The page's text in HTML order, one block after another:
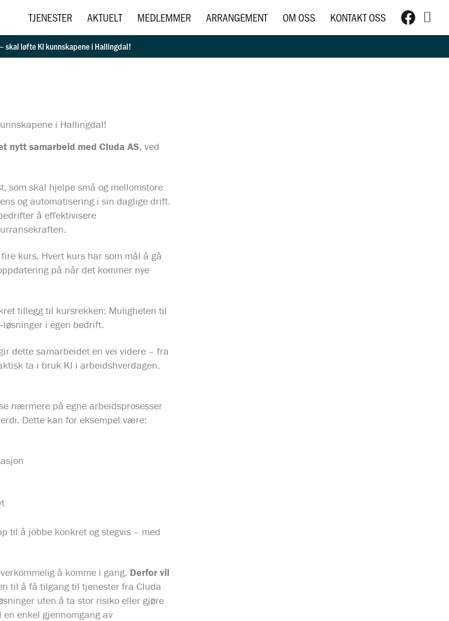
TJENESTER AKTUELT MEDLEMMER ARRANGEMENT OM OSS KONTAKT OSS Søk
skal løfte KI kunnskapene i Hallingdal!
i Hallingdal!
nytt samarbeid med Cluda AS, ved
som skal hjelpe små og mellomstore
og automatisering i sin daglige drift.
å effektivisere
kurs. Hvert kurs har som mål å gå
på når det kommer nye
tillegg til kursrekken: Muligheten til
i egen bedrift.
dette samarbeidet en vei videre – fra
ta i bruk KI i arbeidshverdagen.
nærmere på egne arbeidsprosesser
Dette kan for eksempel være:
til å jobbe konkret og stegvis – med
å komme i gang. Derfor vil
til å få tilgang til tjenester fra Cluda
uten å ta stor risiko eller gjøre
enkel gjennomgang av